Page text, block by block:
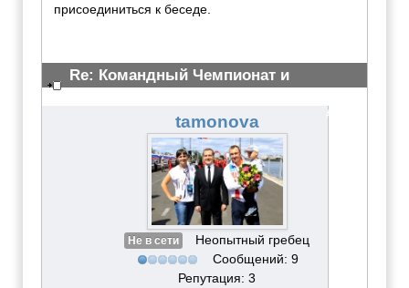
присоединиться к беседе.
Re: Командный Чемпионат и
#3061
tamonova
Не в сети
Неопытный гребец
Сообщений: 9
Репутация: 3